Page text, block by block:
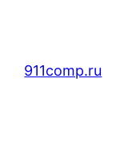
911comp.ru